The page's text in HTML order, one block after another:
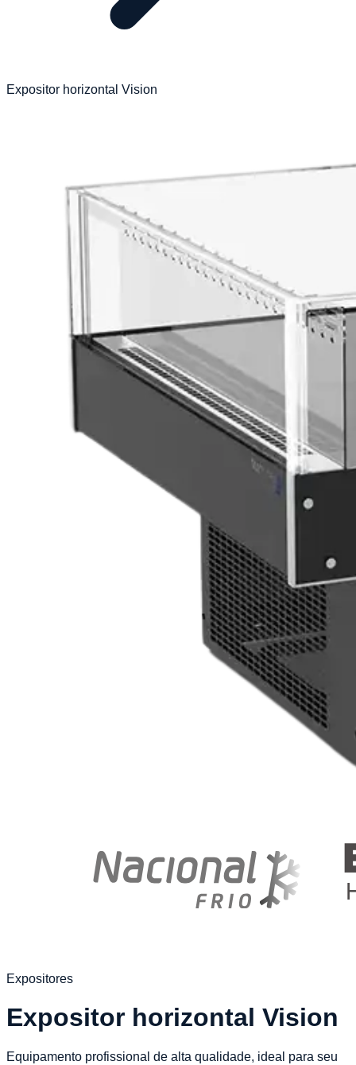
Expositor horizontal Vision
Expositores
Expositor horizontal Vision
Equipamento profissional de alta qualidade, ideal para seu